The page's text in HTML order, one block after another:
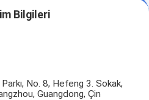
Bilgileri
No. 8, Hefeng 3. Sokak,
Guangdong, Çin